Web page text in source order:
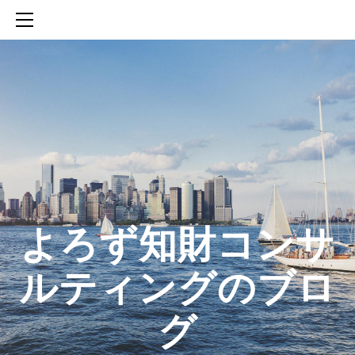
​よろず知財コンサ
ルティングのブロ
グ
SERVICES
知財活動のROICへの貢献
生成AIを活用した知財戦略の策定方法
生成AIとの「壁打ち」で、新たな発明を創出する方法